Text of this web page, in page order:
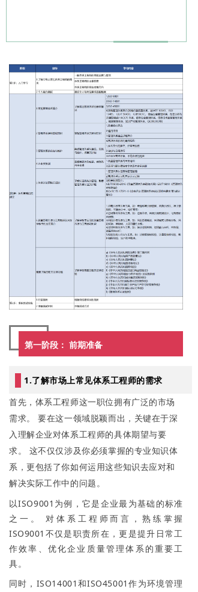
第一阶段： 前期准备
1.了解市场上常见体系工程师的需求
首先，体系工程师这一职位拥有广泛的市场
需求。 要在这一领域脱颖而出，关键在于深
入理解企业对体系工程师的具体期望与要
求。 这不仅仅涉及你必须掌握的专业知识体
系，更包括了你如何运用这些知识去应对和
解决实际工作中的问题。
以ISO9001为例，它是企业最为基础的标准
之一。 对体系工程师而言，熟练掌握
ISO9001不仅是职责所在，更是提升日常工
作效率、优化企业质量管理体系的重要工
具。
同时，ISO14001和ISO45001作为环境管理